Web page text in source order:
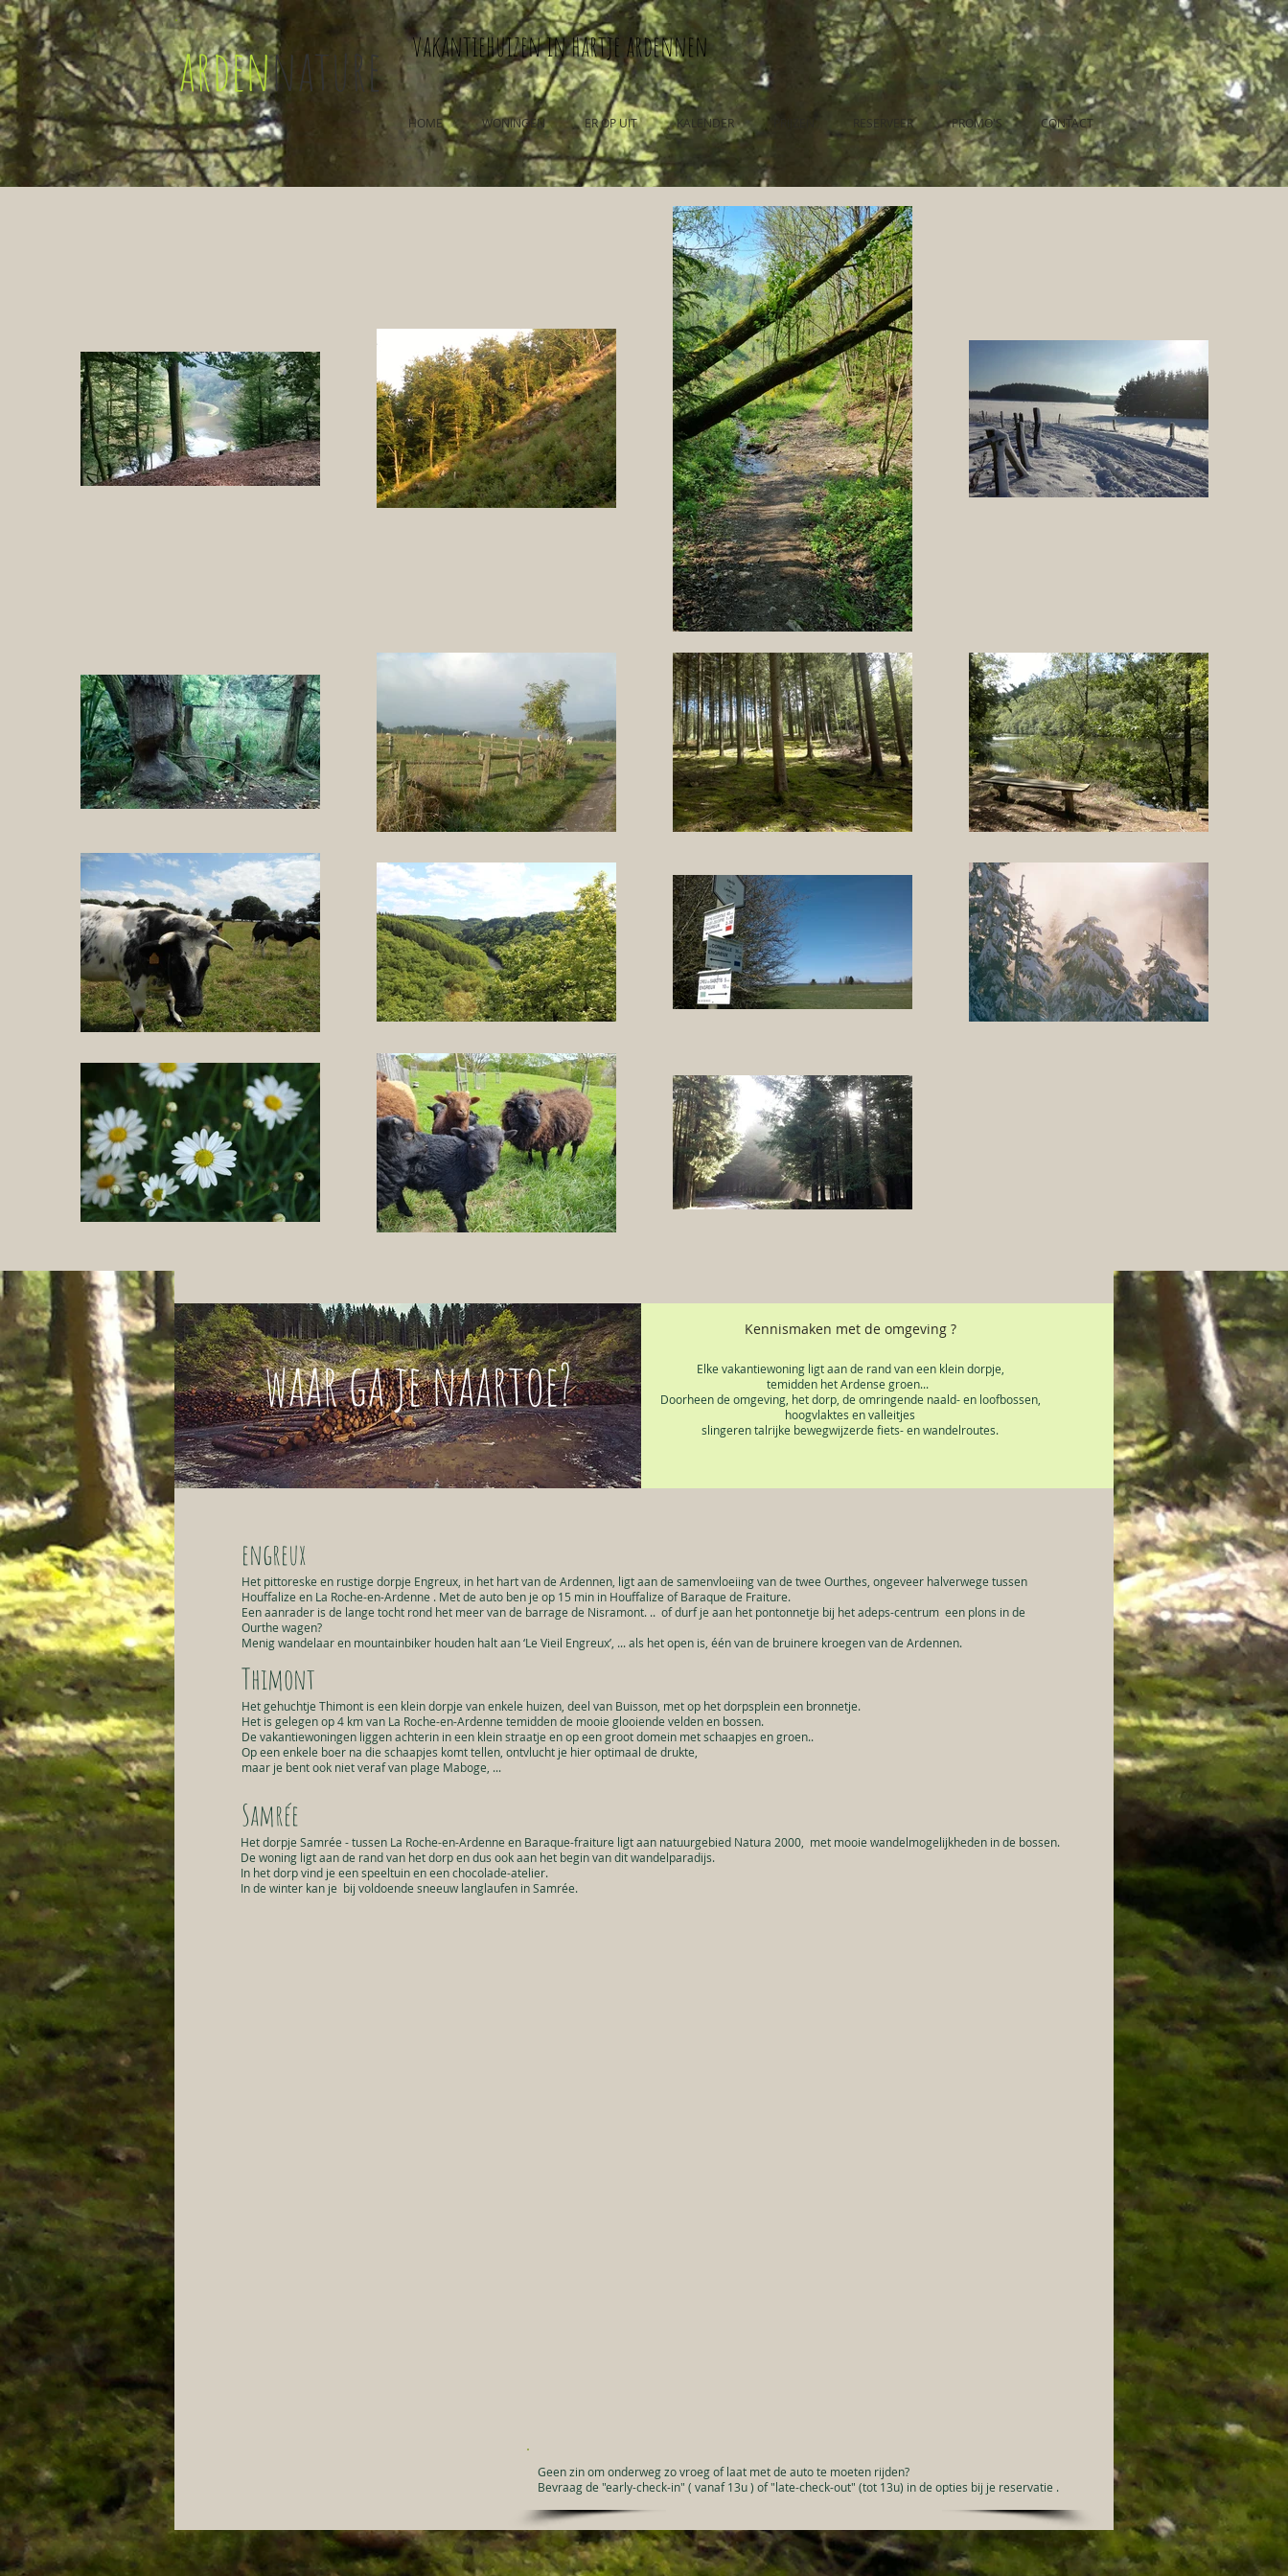
ardennature vakantiehuizen in hartje ardennen
HOME WONINGEN ER OP UIT KALENDER RESERVEER PROMO'S CONTACT
waar ga je naartoe?
Kennismaken met de omgeving ?
Elke vakantiewoning ligt aan de rand van een klein dorpje,
temidden het Ardense groen...
Doorheen de omgeving, het dorp, de omringende naald- en loofbossen,
hoogvlaktes en valleitjes
slingeren talrijke bewegwijzerde fiets- en wandelroutes.
engreux
Het pittoreske en rustige dorpje Engreux, in het hart van de Ardennen, ligt aan de samenvloeiing van de twee Ourthes, ongeveer halverwege tussen
Houffalize en La Roche-en-Ardenne . Met de auto ben je op 15 min in Houffalize of Baraque de Fraiture.
Een aanrader is de lange tocht rond het meer van de barrage de Nisramont. .. of durf je aan het pontonnetje bij het adeps-centrum een plons in de
Ourthe wagen?
Menig wandelaar en mountainbiker houden halt aan ‘Le Vieil Engreux’, ... als het open is, één van de bruinere kroegen van de Ardennen.
Thimont
Het gehuchtje Thimont is een klein dorpje van enkele huizen, deel van Buisson, met op het dorpsplein een bronnetje.
Het is gelegen op 4 km van La Roche-en-Ardenne temidden de mooie glooiende velden en bossen.
De vakantiewoningen liggen achterin in een klein straatje en op een groot domein met schaapjes en groen..
Op een enkele boer na die schaapjes komt tellen, ontvlucht je hier optimaal de drukte,
maar je bent ook niet veraf van plage Maboge, ...
Samrée
Het dorpje Samrée - tussen La Roche-en-Ardenne en Baraque-fraiture ligt aan natuurgebied Natura 2000, met mooie wandelmogelijkheden in de bossen.
De woning ligt aan de rand van het dorp en dus ook aan het begin van dit wandelparadijs.
In het dorp vind je een speeltuin en een chocolade-atelier.
In de winter kan je bij voldoende sneeuw langlaufen in Samrée.
Geen zin om onderweg zo vroeg of laat met de auto te moeten rijden?
Bevraag de "early-check-in" ( vanaf 13u ) of "late-check-out" (tot 13u) in de opties bij je reservatie .